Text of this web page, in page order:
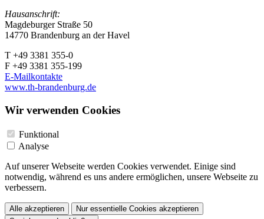
Hausanschrift:
Magdeburger Straße 50
14770 Brandenburg an der Havel
T +49 3381 355-0
F +49 3381 355-199
E-Mailkontakte
www.th-brandenburg.de
Wir verwenden Cookies
Funktional
Analyse
Auf unserer Webseite werden Cookies verwendet. Einige sind
notwendig, während es uns andere ermöglichen, unsere Webseite zu
verbessern.
Alle akzeptieren
Nur essentielle Cookies akzeptieren